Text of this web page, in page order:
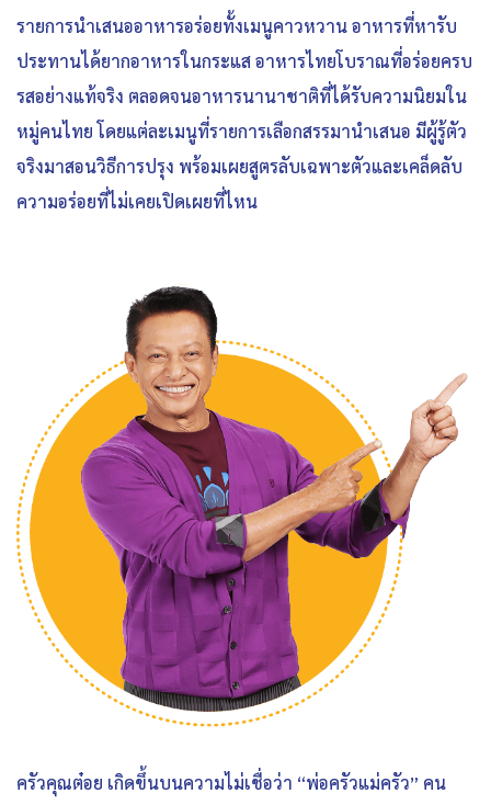
รายการนำเสนออาหารอร่อยทั้งเมนูคาวหวาน อาหารที่หารับ
ประทานได้ยากอาหารในกระแส อาหารไทยโบราณที่อร่อยครบ
รสอย่างแท้จริง ตลอดจนอาหารนานาชาติที่ได้รับความนิยมใน
หมู่คนไทย โดยแต่ละเมนูที่รายการเลือกสรรมานำเสนอ มีผู้รู้ตัว
จริงมาสอนวิธีการปรุง พร้อมเผยสูตรลับเฉพาะตัวและเคล็ดลับ
ความอร่อยที่ไม่เคยเปิดเผยที่ไหน
ครัวคุณต๋อย เกิดขึ้นบนความไม่เชื่อว่า “พ่อครัวแม่ครัว” คน